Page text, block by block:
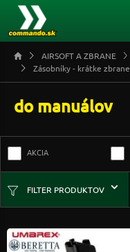
AIRSOFT A ZBRANE
Zásobníky - krátke zbrane
do manuálov
AKCIA
FILTER PRODUKTOV